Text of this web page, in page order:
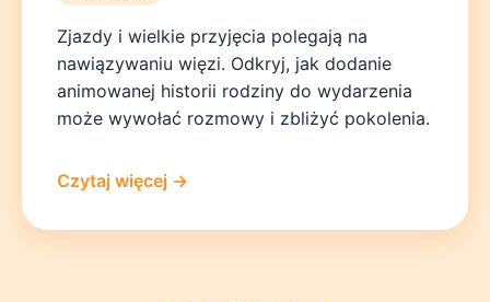
Zjazdy i wielkie przyjęcia polegają na
nawiązywaniu więzi. Odkryj, jak dodanie
animowanej historii rodziny do wydarzenia
może wywołać rozmowy i zbliżyć pokolenia.
Czytaj więcej →